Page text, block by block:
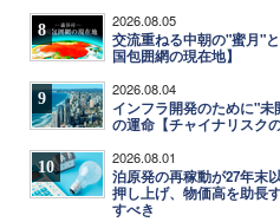
8 2026.08.05
交流重ねる中朝の"蜜月"
国包囲網の現在地】
9 2026.08.04
インフラ開発のために"
の運命【チャイナリスクの
10 2026.08.01
泊原発の再稼動が27年末
押し上げ、物価高を助長
すべき